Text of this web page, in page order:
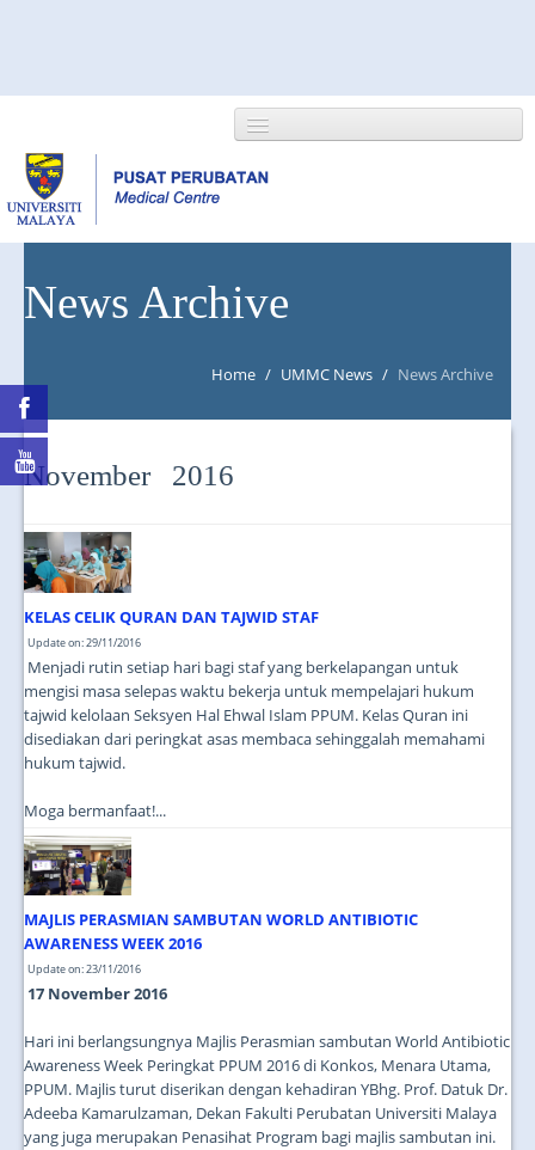
NEWS/EVENTS
SSO
News Archive
Home / UMMC News / News Archive
November 2016
KELAS CELIK QURAN DAN TAJWID STAF
Update on: 29/11/2016
Menjadi rutin setiap hari bagi staf yang berkelapangan untuk
mengisi masa selepas waktu bekerja untuk mempelajari hukum
tajwid kelolaan Seksyen Hal Ehwal Islam PPUM. Kelas Quran ini
disediakan dari peringkat asas membaca sehinggalah memahami
hukum tajwid.
Moga bermanfaat!...
MAJLIS PERASMIAN SAMBUTAN WORLD ANTIBIOTIC
AWARENESS WEEK 2016
Update on: 23/11/2016
17 November 2016
Hari ini berlangsungnya Majlis Perasmian sambutan World Antibiotic
Awareness Week Peringkat PPUM 2016 di Konkos, Menara Utama,
PPUM. Majlis turut diserikan dengan kehadiran YBhg. Prof. Datuk Dr.
Adeeba Kamarulzaman, Dekan Fakulti Perubatan Universiti Malaya
yang juga merupakan Penasihat Program bagi majlis sambutan ini.